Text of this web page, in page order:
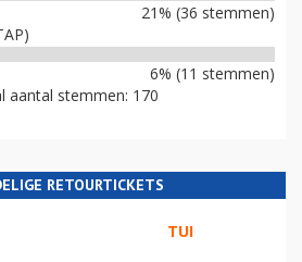
21% (36 stemmen)
6% (11 stemmen)
aantal stemmen: 170
RETOURTICKETS
TUI